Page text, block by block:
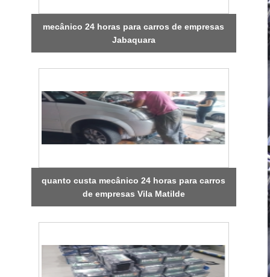
mecânico 24 horas para carros de empresas
Jabaquara
quanto custa mecânico 24 horas para carros
de empresas Vila Matilde